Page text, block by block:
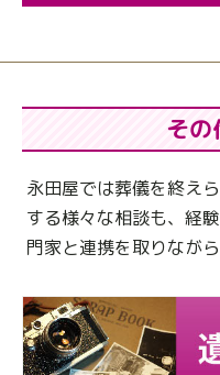
その
永田屋では葬儀を終え
する様々な相談も、 経
門家と連携を取りなが